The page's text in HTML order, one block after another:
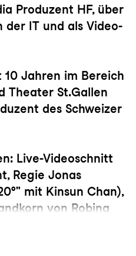
Produzent HF, über
der IT und als Video-
10 Jahren im Bereich
Theater St.Gallen
des Schweizer
Live-Videoschnitt
Regie Jonas
mit Kinsun Chan),
von Robina